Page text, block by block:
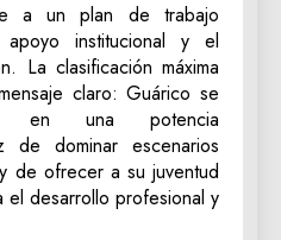
a un plan de trabajo
institucional y el
La clasificación máxima
claro: Guárico se
en una potencia
de dominar escenarios
de ofrecer a su juventud
el desarrollo profesional y